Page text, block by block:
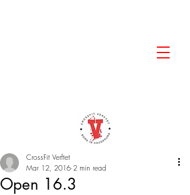
Open 16.3
CrossFit Verftet
Mar 12, 2016 2 min read